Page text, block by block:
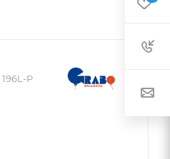
196L-P